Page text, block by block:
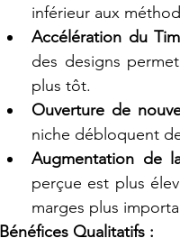
inférieur aux
Accélération du
des designs
plus tôt.
Ouverture de
niche débloquent
Augmentation de
perçue est plus
marges plus
Bénéfices Qualitatifs :